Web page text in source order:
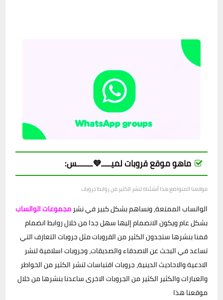
ماهو موقع قروبات لميـــــ💜ــــــــس:
موقعنا المتواضع هذا أنشئناه لنشر الكثير من روابط جروبات
الواتساب الممتعة، ونساهم بشكل كبير في نشرمجموعات الواتساب
بشكل عام ويكون الانضمام إليها سهل جدا من خلال روابط انضمام
قمنا بنشرها ستجدون الكثير من القروبات مثل جروبات التعارف التي
تساعد في البحث عن الاصدقاء والصديقات، وجروبات اسلامية لنشر
الادعية والاحاديث الدينية، جروبات اقتباسات لنشر الكثير من الخواطر
والعبارات والكثير الكثير من الجروبات الاخرى ساعدنا بنشرها من خلال
موقعنا هذا